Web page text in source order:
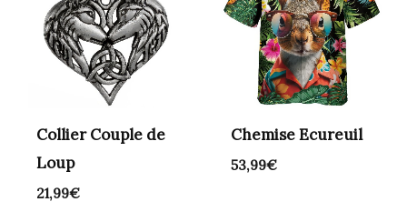
Collier Couple de
Loup
21,99€
Chemise Ecureuil
53,99€